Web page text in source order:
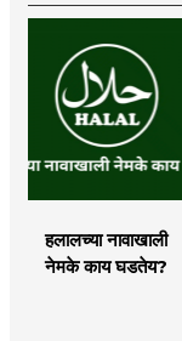
हलालच्या नावाखाली
नेमके काय घडतेय?